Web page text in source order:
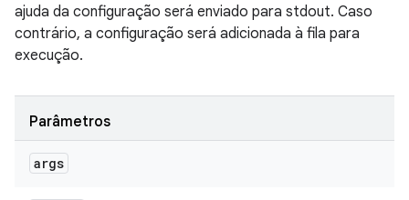
ajuda da configuração será enviado para stdout. Caso
contrário, a configuração será adicionada à fila para
execução.
Parâmetros
args